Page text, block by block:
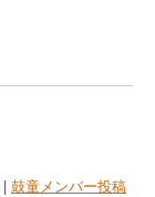
| 鼓童メンバー投稿